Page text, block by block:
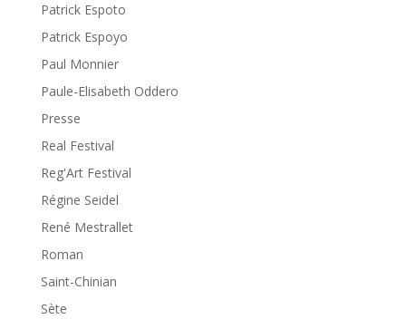
Patrick Espoto
Patrick Espoyo
Paul Monnier
Paule-Elisabeth Oddero
Presse
Real Festival
Reg'Art Festival
Régine Seidel
René Mestrallet
Roman
Saint-Chinian
Sète